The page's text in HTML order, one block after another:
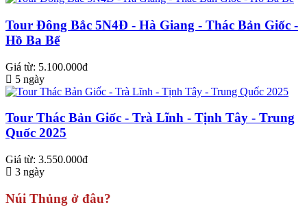
Tour Đông Bắc 5N4Đ - Hà Giang - Thác Bản Giốc -
Hồ Ba Bể
Giá từ: 5.100.000đ
5 ngày
Tour Thác Bản Giốc - Trà Lĩnh - Tịnh Tây - Trung
Quốc 2025
Giá từ: 3.550.000đ
3 ngày
Núi Thủng ở đâu?